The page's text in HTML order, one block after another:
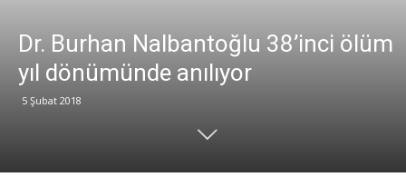
Dr. Burhan Nalbantoğlu 38’inci ölüm
yıl dönümünde anılıyor
5 Şubat 2018